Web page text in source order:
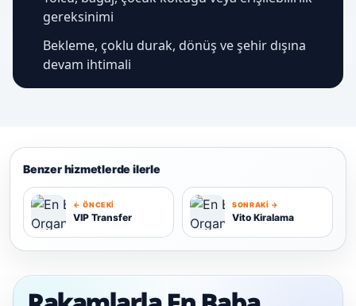
gereksinimi
Bekleme, çoklu durak, dönüş ve şehir dışına
devam ihtimali
Benzer hizmetlerde ilerle
← ÖNCEKI
VIP Transfer
SONRAKI →
Vito Kiralama